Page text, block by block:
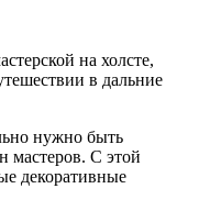
на холсте,
в дальние
нужно быть
мастеров. С этой
декоративные